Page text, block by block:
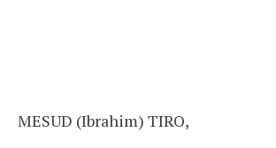
MESUD (Ibrahim) TIRO,